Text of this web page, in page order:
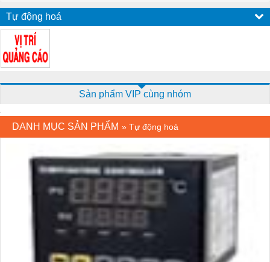
Tự động hoá
Sản phẩm VIP cùng nhóm
DANH MỤC SẢN PHẨM » Tự động hoá